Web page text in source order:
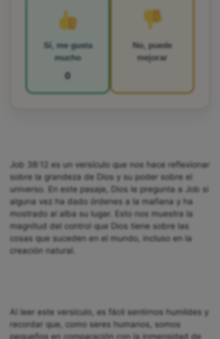
Sí, me gusta
mucho
0
No, puede
mejorar
Job 38:12 es un versículo que nos hace reflexionar
sobre la grandeza de Dios y su poder sobre el
universo. En este pasaje, Dios le pregunta a Job si
alguna vez ha dado órdenes a la mañana y ha
mostrado al alba su lugar. Esto nos muestra la
magnitud del control que Dios tiene sobre las
cosas que suceden en el mundo, incluso en la
creación natural.
Al leer este versículo, es fácil sentirnos humildes y
recordar que, como seres humanos, somos
pequeños en comparación con la inmensidad de